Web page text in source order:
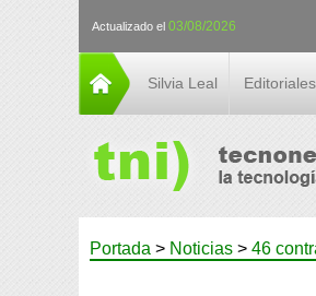
Actualizado el 03/08/2026
Silvia Leal Editoriales
Portada > Noticias > 46